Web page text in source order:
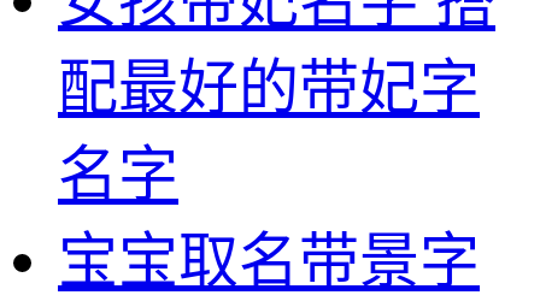
配最好的带妃字
名字
宝宝取名带景字